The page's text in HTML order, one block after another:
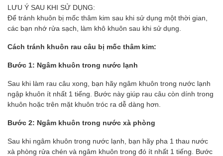
LƯU Ý SAU KHI SỬ DỤNG:
Để tránh khuôn bị mốc thâm kim sau khi sử dụng một thời gian,
các bạn nhớ rửa sạch, làm khô khuôn sau khi sử dụng.
Cách tránh khuôn rau câu bị mốc thâm kim:
Bước 1: Ngâm khuôn trong nước lạnh
Sau khi làm rau câu xong, bạn hãy ngâm khuôn trong nước lạnh
ngập khuôn ít nhất 1 tiếng. Bước này giúp rau câu còn dính trong
khuôn hoặc trên mặt khuôn tróc ra dễ dàng hơn.
Bước 2: Ngâm khuôn trong nước xà phòng
Sau khi ngâm khuôn trong nước lạnh, bạn hãy pha 1 thau nước
xà phòng rửa chén và ngâm khuôn trong đó ít nhất 1 tiếng. Bước